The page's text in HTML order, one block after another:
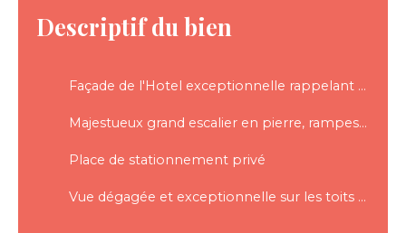
Descriptif du bien
Façade de l'Hotel exceptionnelle rappelant celle d'un château du XVIIIe siècle
Majestueux grand escalier en pierre, rampes en fer forgé décorées de motifs végétaux (époque Louis XV)
Place de stationnement privé
Vue dégagée et exceptionnelle sur les toits dont celui du palais Jacques Coeur